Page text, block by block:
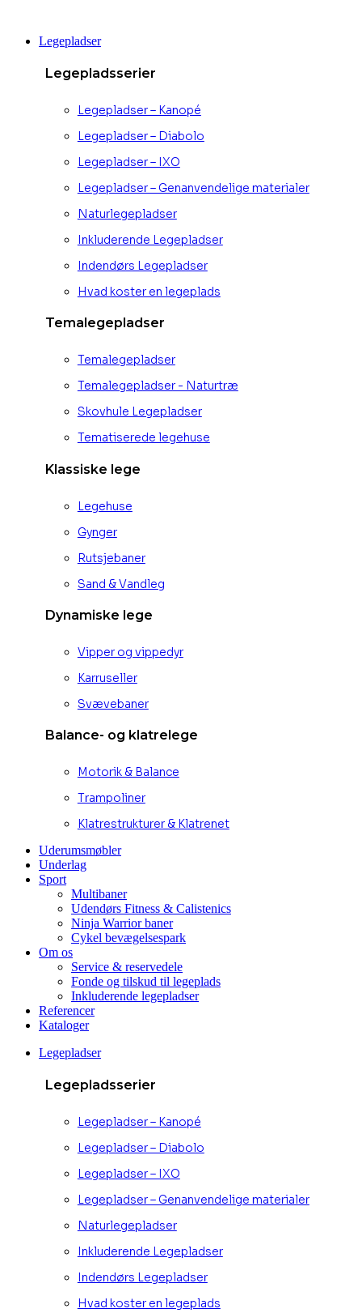
indholdLegepladser
Legepladsserier
Legepladser – Kanopé
Legepladser – Diabolo
Legepladser – IXO
Legepladser – Genanvendelige materialer
Naturlegepladser
Inkluderende Legepladser
Indendørs Legepladser
Hvad koster en legeplads
Temalegepladser
Temalegepladser
Temalegepladser - Naturtræ
Skovhule Legepladser
Tematiserede legehuse
Klassiske lege
Legehuse
Gynger
Rutsjebaner
Sand & Vandleg
Dynamiske lege
Vipper og vippedyr
Karruseller
Svævebaner
Balance- og klatrelege
Motorik & Balance
Trampoliner
Klatrestrukturer & Klatrenet
Uderumsmøbler
Underlag
Sport
Multibaner
Udendørs Fitness & Calistenics
Ninja Warrior baner
Cykel bevægelsespark
Om os
Service & reservedele
Fonde og tilskud til legeplads
Inkluderende legepladser
Referencer
Kataloger
Legepladser
Legepladsserier
Legepladser – Kanopé
Legepladser – Diabolo
Legepladser – IXO
Legepladser – Genanvendelige materialer
Naturlegepladser
Inkluderende Legepladser
Indendørs Legepladser
Hvad koster en legeplads